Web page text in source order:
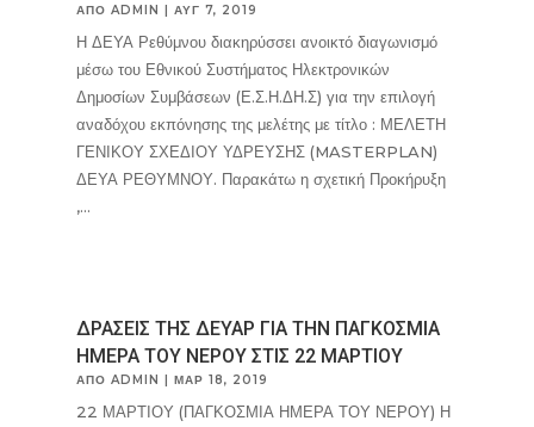
ΑΠΌ ADMIN | ΑΥΓ 7, 2019
Η ΔΕΥΑ Ρεθύμνου διακηρύσσει ανοικτό διαγωνισμό
μέσω του Εθνικού Συστήματος Ηλεκτρονικών
Δημοσίων Συμβάσεων (Ε.Σ.Η.ΔΗ.Σ) για την επιλογή
αναδόχου εκπόνησης της μελέτης με τίτλο : ΜΕΛΕΤΗ
ΓΕΝΙΚΟΥ ΣΧΕΔΙΟΥ ΥΔΡΕΥΣΗΣ (MASTERPLAN)
ΔΕΥΑ ΡΕΘΥΜΝΟΥ. Παρακάτω η σχετική Προκήρυξη
,...
ΔΡΑΣΕΙΣ ΤΗΣ ΔΕΥΑΡ ΓΙΑ ΤΗΝ ΠΑΓΚΟΣΜΙΑ
ΗΜΕΡΑ ΤΟΥ ΝΕΡΟΥ ΣΤΙΣ 22 ΜΑΡΤΙΟΥ
ΑΠΌ ADMIN | ΜΑΡ 18, 2019
22 ΜΑΡΤΙΟΥ (ΠΑΓΚΟΣΜΙΑ ΗΜΕΡΑ ΤΟΥ ΝΕΡΟΥ) Η